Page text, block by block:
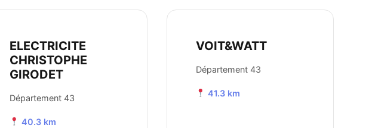
ELECTRICITE
CHRISTOPHE
GIRODET
Département 43
40.3 km
VOIT&WATT
Département 43
41.3 km